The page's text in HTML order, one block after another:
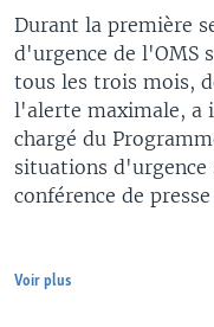
Durant la première
d'urgence de l'OMS
tous les trois mois,
l'alerte maximale, a
chargé du
situations
conférence de presse
Voir plus